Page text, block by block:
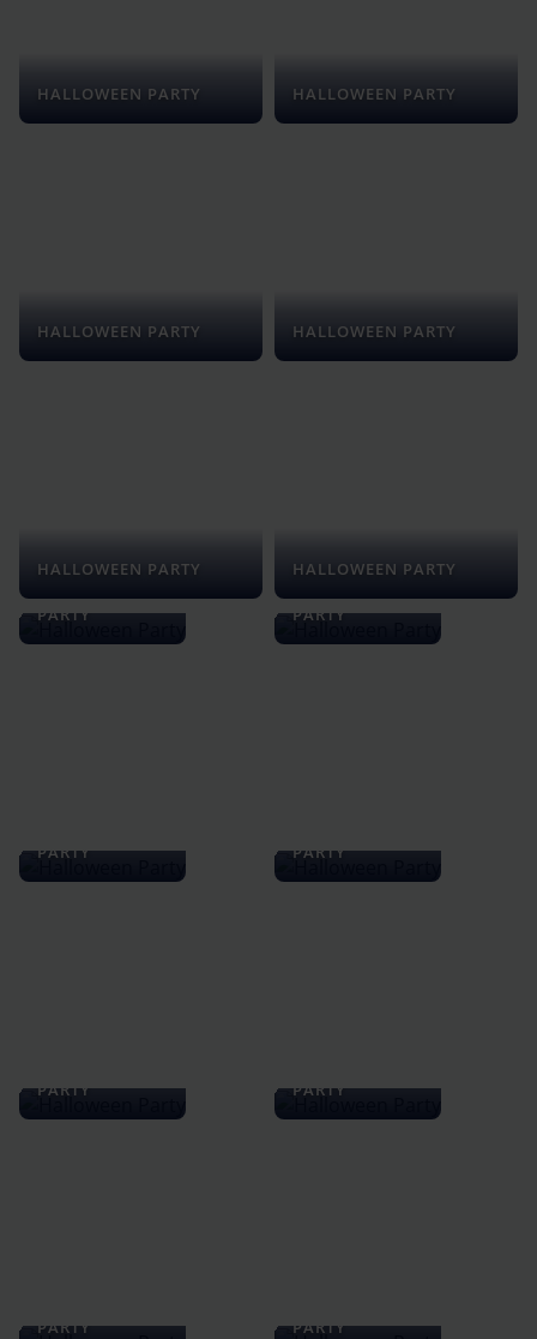
HALLOWEEN PARTY HALLOWEEN PARTY
HALLOWEEN PARTY HALLOWEEN PARTY
HALLOWEEN PARTY
HALLOWEEN PARTY
PARTY
PARTY
PARTY
PARTY
PARTY
PARTY
PARTY
PARTY